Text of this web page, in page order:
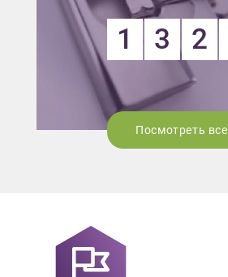
1 3 2
Посмотреть все